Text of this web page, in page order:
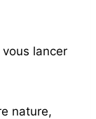
lancer
nature,